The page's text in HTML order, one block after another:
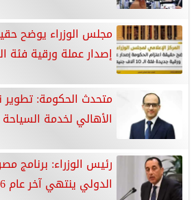
مجلس الوزراء يوضح
إصدار عملة ورقية فئة الـ10 آلاف
متحدث الحكومة: تطوير
الأهالي لخدمة السياحة
رئيس الوزراء: برنامج
الدولي ينتهي آخر عام 2026